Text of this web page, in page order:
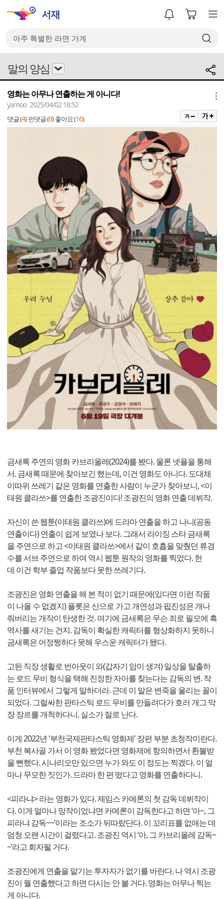
말의 양심
영화는 아무나 연출하는 게 아니다!
yamoo 2025/04/02 18:52
댓글 (4) 먼댓글 (0) 좋아요 (16)
금새록 주연의 영화 카브리올레(2024)를 봤다. 물론 넷플을 통해
서. 금새록 때문에 찾아보긴 했는데, 이건 영화도 아니다. 도대체
이따위 쓰레기 같은 영화를 연출한 사람이 누군가 찾아보니, <이
태원 클라쓰>를 연출한 조광진이다! 조광진의 영화 연출 데뷔작.
자신이 쓴 웹툰(이태원 클라쓰)에 드라마 연출을 하고 나니(공동
연출이다) 연출이 쉽게 보였나 보다. 그래서 라이징 스타 금새록
을 주연으로 하고 <이태원 클라쓰>에서 같이 호흡을 맞췄던 류경
수를 서브 주연으로 하여 역시 웹툰 원작의 영화를 찍었다. 헌
데 이건 학부 졸업 작품보다 못한 쓰레기다.
조광진은 영화 연출을 해 본 적이 없기 때문에(있다면 이런 작품
이 나올 수 없겠지) 플롯은 산으로 가고 개연성과 핍진성은 개나
줘버리는 개작이 탄생한 것. 여기에 금새록은 무슨 죄로 필모에 흑
역사를 새기는 건지. 감독이 확실한 캐릭터를 형상화하지 못하니
금새록은 어정쩡하다 못해 우스운 캐릭터가 됐다.
고된 직장 생활로 번아웃이 와(갑자기 암이 생겨) 일상을 탈출하
는 로드 무비 형식을 택해 진정한 자아를 찾는다는 감독의 변. 작
품 인터뷰에서 그렇게 말하더라. 근데 이 말은 변죽을 울리는 꼴이
되었다. 그럴싸한 판타스틱 로드 무비를 만들려다가 호러 개그 막
장 장르를 개척하다니. 실소가 절로 난다.
이게 2022년 '부천국제판타스틱 영화제' 장편 부분 초청작이란다.
부천 복사골 가서 이 영화 봤었다면 영화제에 항의하면서 환불받
을 뻔했다. 시나리오만 있으면 누가 와도 이 정도는 찍겠다. 이 얼
마나 무모한 짓인가. 드라마 한 편 떴다고 영화를 연출하다니.
<피라냐> 라는 영화가 있다. 제임스 카메론의 첫 감독 데뷔작이
다. 이게 얼마나 망작이었냐면 카메론이 감독한다고 하면 ‘아~, 그
피라냐 감독~~’이라는 조소가 뒤따랐단다. 이 꼬리표를 없애는 데
엄청 오랜 시간이 걸렸다고. 조광진 역시 ‘아, 그 카브리올레 감독~
~’라고 회자될 거다.
조광진에게 연출을 맡기는 투자자가 없기를 바란다. 나 역시 조광
진이 뭘 연출했다고 하면 다시는 안 볼 거다. 영화는 아무나 찍는
게 아니다.